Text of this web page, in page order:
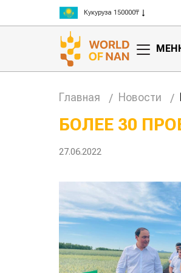
Рис 300000₸
Пшеница 3 класс 125000₸
Главная Новости
БОЛЕЕ 30
27.06.2022